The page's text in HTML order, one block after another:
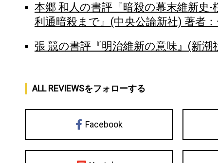
本郷 和人の書評『暗殺の幕末維新史
利通暗殺まで』(中央公論新社) 著者
張 競の書評『明治維新の意味』(新潮
ALL REVIEWSをフォローする
Facebook